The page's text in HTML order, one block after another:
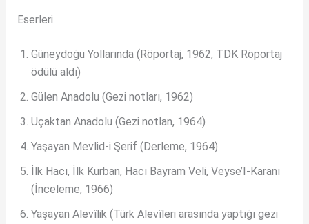
Eserleri
Güneydoğu Yollarında (Röportaj, 1962, TDK Röportaj
ödülü aldı)
Gülen Anadolu (Gezi notları, 1962)
Uçaktan Anadolu (Gezi notlan, 1964)
Yaşayan Mevlid-i Şerif (Derleme, 1964)
İlk Hacı, İlk Kurban, Hacı Bayram Veli, Veyse’I-Karanı
(İnceleme, 1966)
Yaşayan Alevîlik (Türk Alevîleri arasında yaptığı gezi